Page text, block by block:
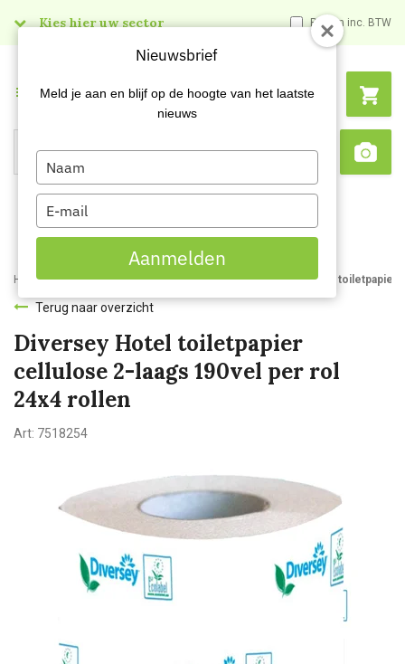
Kies hier uw sector Prijzen inc. BTW
Search
Menu
Home Webshop Hygienepapier Toiletpapier Diversey Hotel toiletpapier
Terug naar overzicht
Diversey Hotel toiletpapier
cellulose 2-laags 190vel per rol
24x4 rollen
Art: 7518254
Nieuwsbrief
Meld je aan en blijf op de hoogte van het laatste
nieuws
Type
your
name
Type
your
email
Aanmelden